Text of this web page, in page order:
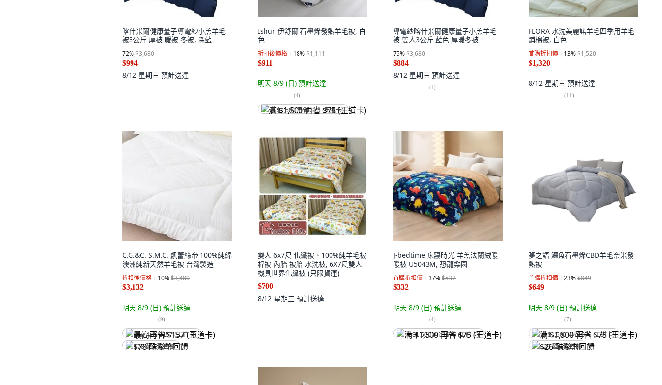
喀什米爾健康量子導電紗小羔羊毛
被3公斤 厚被 暖被 冬被, 深藍
72%$3,680
$994
8/12 星期三 預計送達
Ishur 伊舒爾 石墨烯發熱羊毛被, 白
色
折扣後價格 18%$1,111
$911
明天 8/9 (日) 預計送達
(4)
满 $1,500 再省 $75 (王道卡)
導電紗喀什米爾健康量子小羔羊毛
被 雙人3公斤 藍色 厚暖冬被
75%$3,680
$884
8/12 星期三 預計送達
(1)
FLORA 水洗美麗諾羊毛四季用羊毛
鋪棉被, 白色
首購折扣價 13%$1,520
$1,320
8/12 星期三 預計送達
(11)
C.G.&C. S.M.C. 凱蕾絲帝 100%純綿
澳洲純新天然羊毛被 台灣製造
折扣後價格 10%$3,480
$3,132
明天 8/9 (日) 預計送達
(9)
最高再省 $157 (王道卡)
$78 酷澎幣回饋
雙人 6x7尺 化纖被、100%純羊毛被
棉被 內胎 被胎 水洗被, 6X7尺雙人
機具世界化纖被 (只限貨運)
$700
8/12 星期三 預計送達
J-bedtime 床寢時光 羊羔法蘭絨暖
暖被 U5043M, 恐龍樂園
首購折扣價 37%$532
$332
明天 8/9 (日) 預計送達
(4)
满 $1,500 再省 $75 (王道卡)
夢之語 鱷魚石墨烯CBD羊毛奈米發
熱被
首購折扣價 23%$849
$649
明天 8/9 (日) 預計送達
(7)
满 $1,500 再省 $75 (王道卡)
$26 酷澎幣回饋